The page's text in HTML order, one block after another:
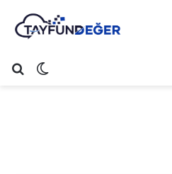
Arama yap ...